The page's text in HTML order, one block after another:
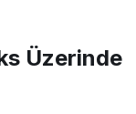
Üzerinde